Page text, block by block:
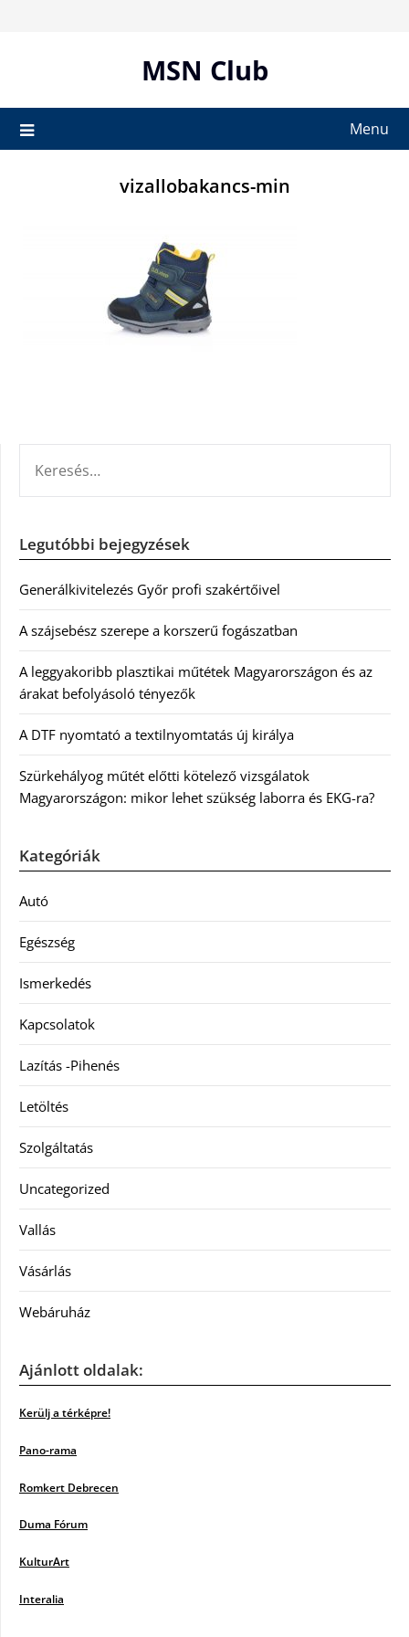
MSN Club
Menu
vizallobakancs-min
Legutóbbi bejegyzések
Generálkivitelezés Győr profi szakértőivel
A szájsebész szerepe a korszerű fogászatban
A leggyakoribb plasztikai műtétek Magyarországon és az
árakat befolyásoló tényezők
A DTF nyomtató a textilnyomtatás új királya
Szürkehályog műtét előtti kötelező vizsgálatok
Magyarországon: mikor lehet szükség laborra és EKG-ra?
Kategóriák
Autó
Egészség
Ismerkedés
Kapcsolatok
Lazítás -Pihenés
Letöltés
Szolgáltatás
Uncategorized
Vallás
Vásárlás
Webáruház
Ajánlott oldalak:
Kerülj a térképre!
Pano-rama
Romkert Debrecen
Duma Fórum
KulturArt
Interalia